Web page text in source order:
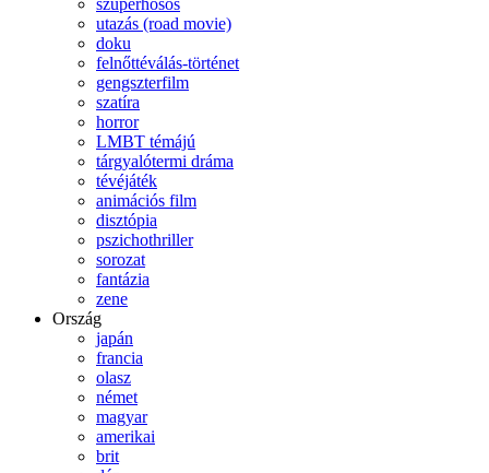
szuperhősös
utazás (road movie)
doku
felnőttéválás-történet
gengszterfilm
szatíra
horror
LMBT témájú
tárgyalótermi dráma
tévéjáték
animációs film
disztópia
pszichothriller
sorozat
fantázia
zene
Ország
japán
francia
olasz
német
magyar
amerikai
brit